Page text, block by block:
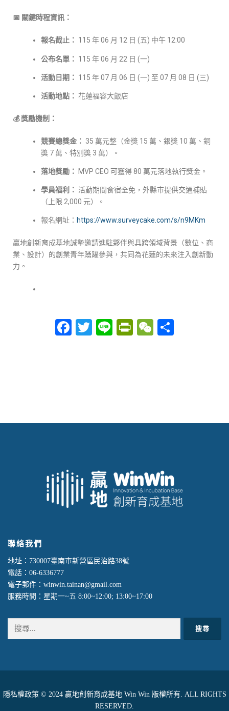
📅 關鍵時程資訊：
報名截止： 115 年 06 月 12 日 (五) 中午 12:00
公布名單： 115 年 06 月 22 日 (一)
活動日期： 115 年 07 月 06 日 (一) 至 07 月 08 日 (三)
活動地點： 花蓮福容大飯店
💰 獎勵機制：
競賽總獎金： 35 萬元整（金獎 15 萬、銀獎 10 萬、銅
獎 7 萬、特別獎 3 萬）。
落地獎勵： MVP CEO 可獲得 80 萬元落地執行獎金。
學員福利： 活動期間食宿全免，外縣市提供交通補貼
（上限 2,000 元）。
報名網址： https://www.surveycake.com/s/n9MKm
贏地創新育成基地誠摯邀請進駐夥伴與具跨領域背景（數位、商
業、設計）的創業青年踴躍參與，共同為花蓮的未來注入創新動
力。
Facebook
Twitter
LinePrintFriendly
WeChat
聯絡我們
地址：730007臺南市新營區民治路38號
電話：06-6336777
電子郵件：winwin.tainan@gmail.com
服務時間：星期一~五 8:00~12:00; 13:00~17:00